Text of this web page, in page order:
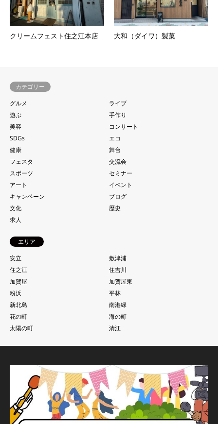
クリームフェスト住之江本店 大和（ダイワ）製菓
カテゴリー
グルメ
ライブ
遊ぶ
手作り
美容
コンサート
SDGs
エコ
健康
舞台
フェスタ
交流会
スポーツ
セミナー
アート
イベント
キャンペーン
ブログ
文化
歴史
求人
エリア
安立
敷津浦
住之江
住吉川
加賀屋
加賀屋東
粉浜
平林
新北島
南港緑
花の町
海の町
太陽の町
清江